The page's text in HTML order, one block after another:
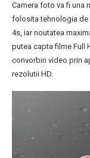
Camera foto va fi una
folosita tehnologia de
4s, iar noutatea
putea capta filme Full
convorbiri video prin
rezolutii HD.